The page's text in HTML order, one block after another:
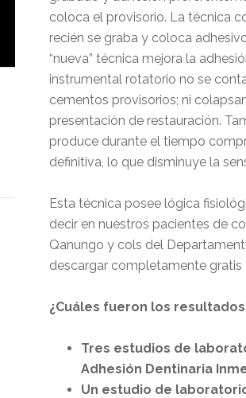
coloca el provisorio. La técnica
recién se graba y coloca
“nueva” técnica mejora la
instrumental rotatorio no se
cementos provisorios; ni
presentación de restauración.
produce durante el tiempo
definitiva, lo que disminuye la
Esta técnica posee lógica
decir en nuestros pacientes de
Qanungo y cols del
descargar completamente
¿Cuáles fueron los
Tres estudios de
Adhesión Dentinaria
Un estudio de